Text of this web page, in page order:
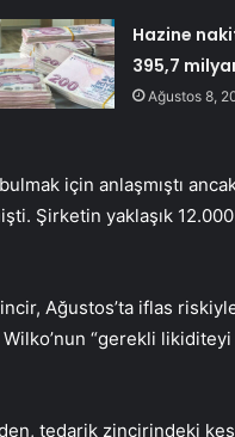
Hazine
395,7
Ağustos 8,
için anlaşmıştı
Şirketin yaklaşık 12.000
Ağustos’ta iflas
“gerekli
tedarik zincirindeki